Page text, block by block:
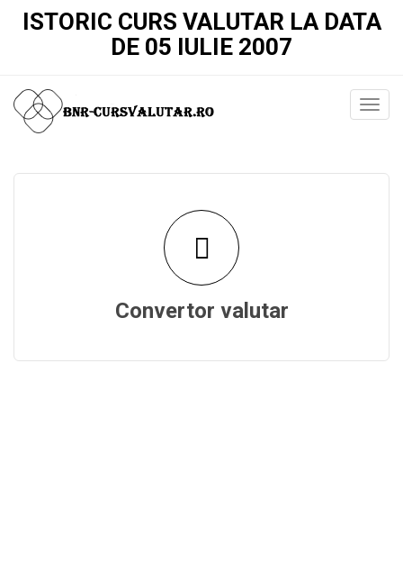
ISTORIC CURS VALUTAR LA DATA
DE 05 IULIE 2007
Convertor valutar